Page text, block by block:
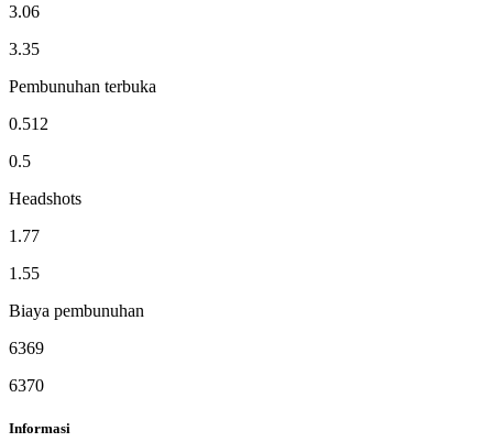
3.06
3.35
Pembunuhan terbuka
0.512
0.5
Headshots
1.77
1.55
Biaya pembunuhan
6369
6370
Informasi